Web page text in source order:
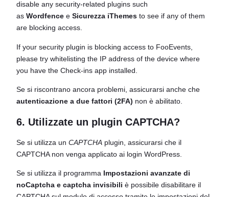
disable any security-related plugins such
as Wordfence e Sicurezza iThemes to see if any of them
are blocking access.
If your security plugin is blocking access to FooEvents,
please try whitelisting the IP address of the device where
you have the Check-ins app installed.
Se si riscontrano ancora problemi, assicurarsi anche che
autenticazione a due fattori (2FA) non è abilitato.
6. Utilizzate un plugin CAPTCHA?
Se si utilizza un CAPTCHA plugin, assicurarsi che il
CAPTCHA non venga applicato ai login WordPress.
Se si utilizza il programma Impostazioni avanzate di
noCaptcha e captcha invisibili è possibile disabilitare il